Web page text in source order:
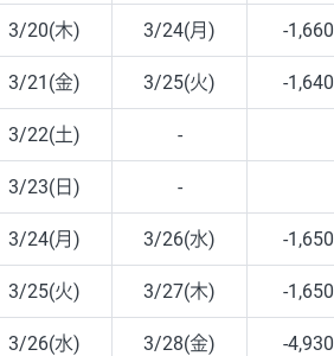
3/20(木) 3/24(月) -1,660
3/21(金) 3/25(火) -1,640
3/22(土) -
3/23(日) -
3/24(月) 3/26(水) -1,650
3/25(火) 3/27(木) -1,650
3/26(水) 3/28(金) -4,930